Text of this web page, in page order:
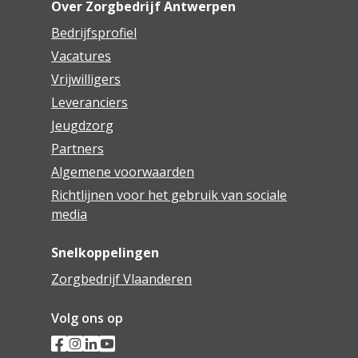
Over Zorgbedrijf Antwerpen
Bedrijfsprofiel
Vacatures
Vrijwilligers
Leveranciers
Jeugdzorg
Partners
Algemene voorwaarden
Richtlijnen voor het gebruik van sociale
media
Snelkoppelingen
Zorgbedrijf Vlaanderen
Volg ons op